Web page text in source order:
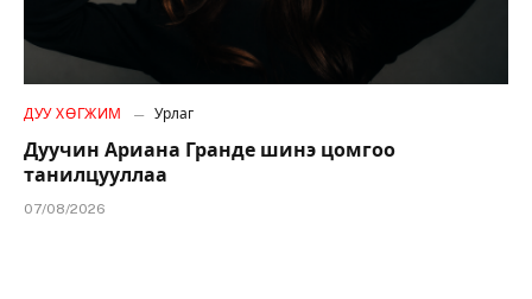
ДУУ ХӨГЖИМ Урлаг
Дуучин Ариана Гранде шинэ цомгоо
танилцууллаа
07/08/2026